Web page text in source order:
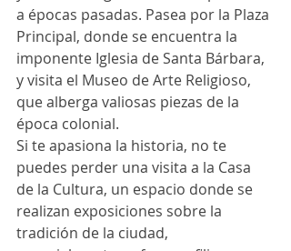
a épocas pasadas. Pasea por la Plaza
Principal, donde se encuentra la
imponente Iglesia de Santa Bárbara,
y visita el Museo de Arte Religioso,
que alberga valiosas piezas de la
época colonial.
Si te apasiona la historia, no te
puedes perder una visita a la Casa
de la Cultura, un espacio donde se
realizan exposiciones sobre la
tradición de la ciudad,